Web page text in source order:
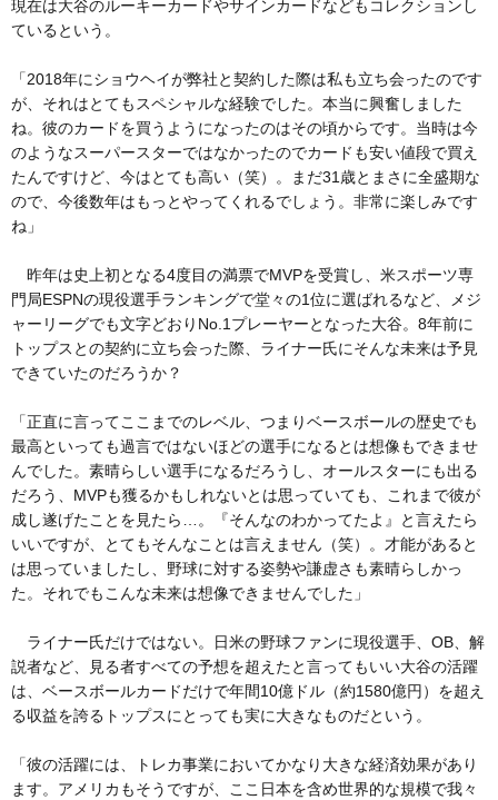
現在は大谷のルーキーカードやサインカードなどもコレクションし
ているという。
「2018年にショウヘイが弊社と契約した際は私も立ち会ったのです
が、それはとてもスペシャルな経験でした。本当に興奮しました
ね。彼のカードを買うようになったのはその頃からです。当時は今
のようなスーパースターではなかったのでカードも安い値段で買え
たんですけど、今はとても高い（笑）。まだ31歳とまさに全盛期な
ので、今後数年はもっとやってくれるでしょう。非常に楽しみです
ね」
昨年は史上初となる4度目の満票でMVPを受賞し、米スポーツ専
門局ESPNの現役選手ランキングで堂々の1位に選ばれるなど、メジ
ャーリーグでも文字どおりNo.1プレーヤーとなった大谷。8年前に
トップスとの契約に立ち会った際、ライナー氏にそんな未来は予見
できていたのだろうか？
「正直に言ってここまでのレベル、つまりベースボールの歴史でも
最高といっても過言ではないほどの選手になるとは想像もできませ
んでした。素晴らしい選手になるだろうし、オールスターにも出る
だろう、MVPも獲るかもしれないとは思っていても、これまで彼が
成し遂げたことを見たら…。『そんなのわかってたよ』と言えたら
いいですが、とてもそんなことは言えません（笑）。才能があると
は思っていましたし、野球に対する姿勢や謙虚さも素晴らしかっ
た。それでもこんな未来は想像できませんでした」
ライナー氏だけではない。日米の野球ファンに現役選手、OB、解
説者など、見る者すべての予想を超えたと言ってもいい大谷の活躍
は、ベースボールカードだけで年間10億ドル（約1580億円）を超え
る収益を誇るトップスにとっても実に大きなものだという。
「彼の活躍には、トレカ事業においてかなり大きな経済効果があり
ます。アメリカもそうですが、ここ日本を含め世界的な規模で我々